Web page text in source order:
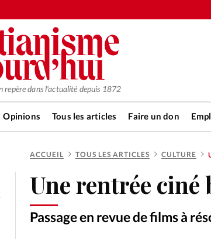
repère dans l'actualité depuis 1872
Opinions Tous les articles Faire un don
Actualité
Chronique
ACCUEIL TOUS LES ARTICLES CULTURE
Une rentrée ciné
Passage en revue de films à